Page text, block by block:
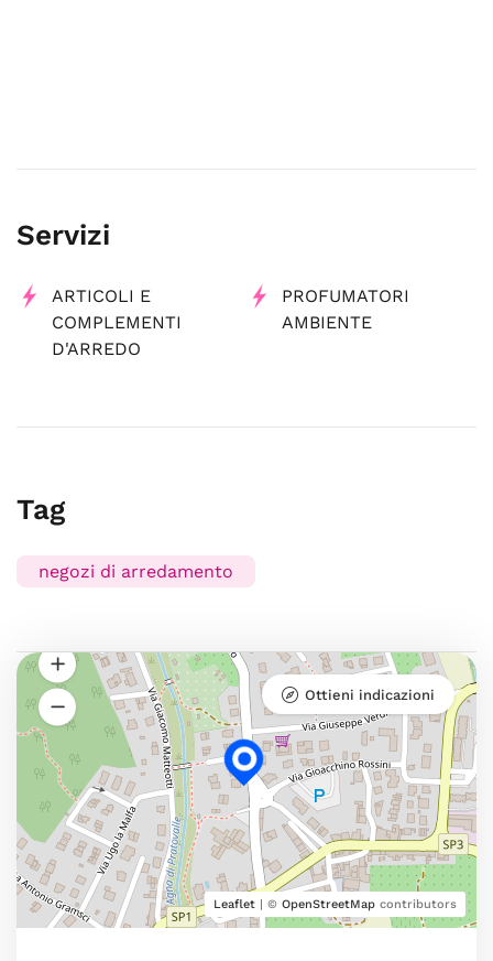
Servizi
ARTICOLI E
COMPLEMENTI
D'ARREDO
PROFUMATORI
AMBIENTE
Tag
negozi di arredamento
Leaflet | © OpenStreetMap contributors
Ottieni indicazioni